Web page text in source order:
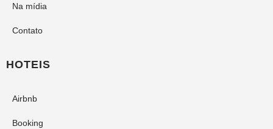
Na mídia
Contato
HOTEIS
Airbnb
Booking